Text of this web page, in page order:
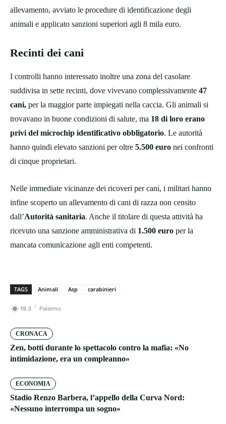
allevamento, avviato le procedure di identificazione degli
animali e applicato sanzioni superiori agli 8 mila euro.
Recinti dei cani
I controlli hanno interessato inoltre una zona del casolare
suddivisa in sette recinti, dove vivevano complessivamente 47
cani, per la maggior parte impiegati nella caccia. Gli animali si
trovavano in buone condizioni di salute, ma 18 di loro erano
privi del microchip identificativo obbligatorio. Le autorità
hanno quindi elevato sanzioni per oltre 5.500 euro nei confronti
di cinque proprietari.
Nelle immediate vicinanze dei ricoveri per cani, i militari hanno
infine scoperto un allevamento di cani di razza non censito
dall’Autorità sanitaria. Anche il titolare di questa attività ha
ricevuto una sanzione amministrativa di 1.500 euro per la
mancata comunicazione agli enti competenti.
TAGS Animali Asp carabinieri
19.3 C Palermo
CRONACA
Zen, botti durante lo spettacolo contro la mafia: «No
intimidazione, era un compleanno»
ECONOMIA
Stadio Renzo Barbera, l’appello della Curva Nord:
«Nessuno interrompa un sogno»